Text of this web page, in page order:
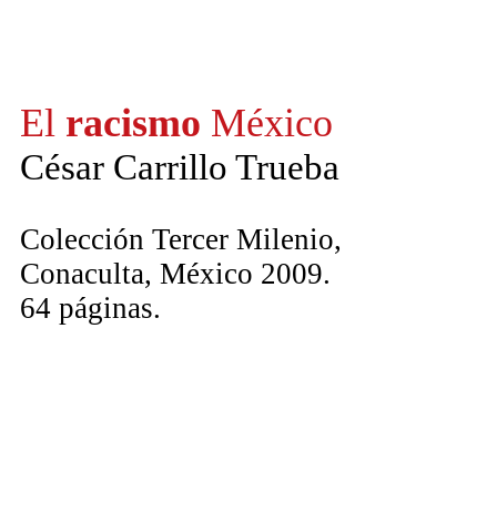
El racismo México
César Carrillo Trueba
Colección Tercer Milenio,
Conaculta, México 2009.
64 páginas.